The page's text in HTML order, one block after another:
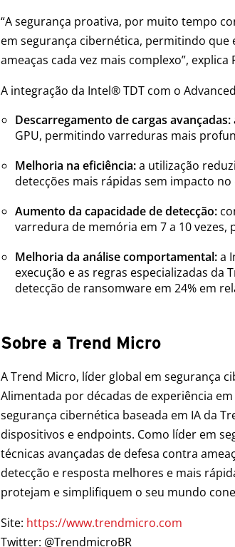
“A segurança proativa, por muito tempo
em segurança cibernética, permitindo
ameaças cada vez mais complexo”,
A integração da Intel® TDT com o
Descarregamento de cargas avançadas:
GPU, permitindo varreduras mais
Melhoria na eficiência:a utilização
detecções mais rápidas sem impacto
Aumento da capacidade de detecção:
varredura de memória em 7 a 10
Melhoria da análise comportamental:a
execução e as regras especializadas
detecção de ransomware em 24% em
Sobre a Trend Micro
A Trend Micro, líder global em segurança
Alimentada por décadas de experiência
segurança cibernética baseada em IA da
dispositivos e endpoints. Como líder em
técnicas avançadas de defesa contra
detecção e resposta melhores e mais
protejam e simplifiquem o seu mundo
Site: https://www.trendmicro.com
Twitter: @TrendmicroBR